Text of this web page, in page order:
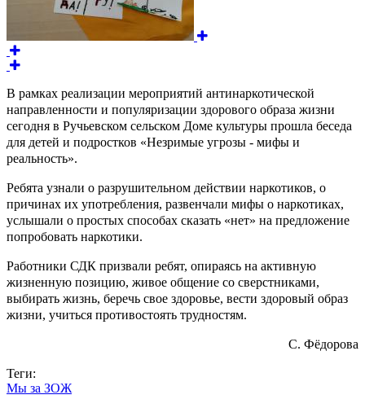
В рамках реализации мероприятий антинаркотической
направленности и популяризации здорового образа жизни
сегодня в Ручьевском сельском Доме культуры прошла беседа
для детей и подростков «Незримые угрозы - мифы и
реальность».
Ребята узнали о разрушительном действии наркотиков, о
причинах их употребления, развенчали мифы о наркотиках,
услышали о простых способах сказать «нет» на предложение
попробовать наркотики.
Работники СДК призвали ребят, опираясь на активную
жизненную позицию, живое общение со сверстниками,
выбирать жизнь, беречь свое здоровье, вести здоровый образ
жизни, учиться противостоять трудностям.
С. Фёдорова
Теги:
Мы за ЗОЖ